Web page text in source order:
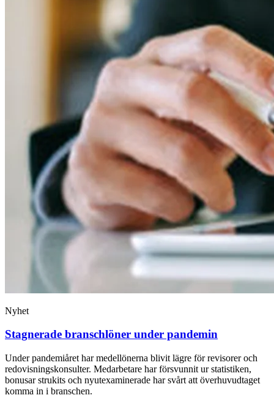
Nyhet
Stagnerade branschlöner under pandemin
Under pandemiåret har medellönerna blivit lägre för revisorer och
redovisningskonsulter. Medarbetare har försvunnit ur statistiken,
bonusar strukits och nyutexaminerade har svårt att överhuvudtaget
komma in i branschen.